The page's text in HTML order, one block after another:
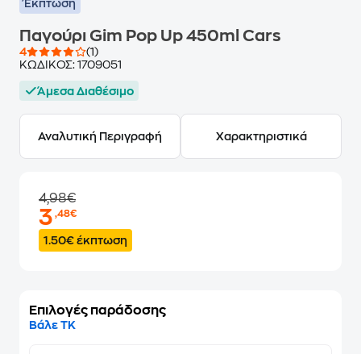
Έκπτωση
Παγούρι Gim Pop Up 450ml Cars
4
(1)
ΚΩΔΙΚΟΣ: 1709051
Άμεσα Διαθέσιμο
Αναλυτική Περιγραφή Χαρακτηριστικά
4,98€
3,48€
1.50€ έκπτωση
Επιλογές παράδοσης
Βάλε ΤΚ